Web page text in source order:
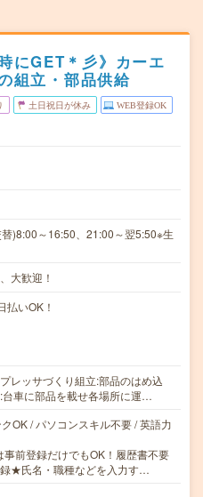
にGET＊彡》カーエ
組立・部品供給
土日祝日が休み WEB登録OK
)8:00～16:50、21:00～翌5:50※生
大歓迎！
いOK！
レッサづくり組立:部品のはめ込
車に部品を載せ各場所に運…
OK / パソコンスキル不要 / 英語力
前登録だけでもOK！履歴書不要
★氏名・職種などを入力す…